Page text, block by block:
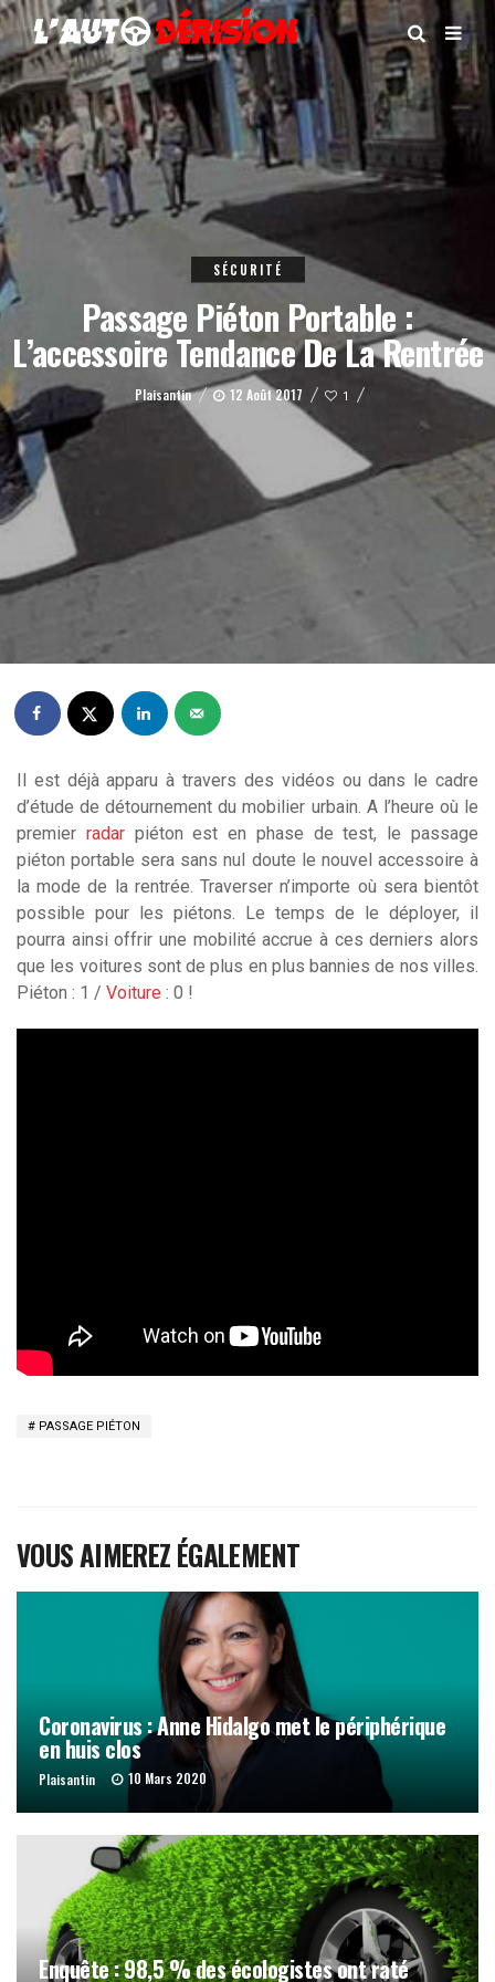
SÉCURITÉ
Passage Piéton Portable :
L’accessoire Tendance De La Rentrée
Plaisantin 12 Août 2017 1
Il est déjà apparu à travers des vidéos ou dans le cadre
d’étude de détournement du mobilier urbain. A l’heure où le
premier radarpiéton est en phase de test, le passage
piéton portable sera sans nul doute le nouvel accessoire à
la mode de la rentrée. Traverser n’importe où sera bientôt
possible pour les piétons. Le temps de le déployer, il
pourra ainsi offrir une mobilité accrue à ces derniers alors
que les voitures sont de plus en plus bannies de nos villes.
Piéton : 1 / Voiture : 0 !
PASSAGE PIÉTON
VOUS AIMEREZ ÉGALEMENT
Coronavirus : Anne Hidalgo met le périphérique
en huis clos
Plaisantin 10 Mars 2020
Enquête : 98,5 % des écologistes ont raté